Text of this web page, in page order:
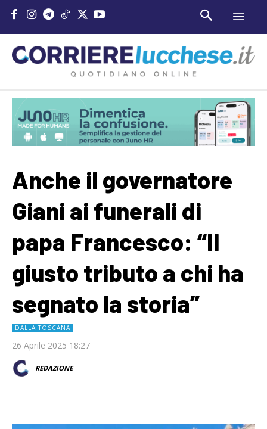
Anche il governatore
Giani ai funerali di
papa Francesco: “Il
giusto tributo a chi ha
segnato la storia”
DALLA TOSCANA
26 Aprile 2025 18:27
REDAZIONE